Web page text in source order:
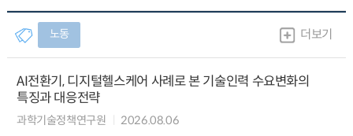
노동 더보기
AI전환기, 디지털헬스케어 사례로 본 기술인력 수요변화의
특징과 대응전략
과학기술정책연구원 2026.08.06